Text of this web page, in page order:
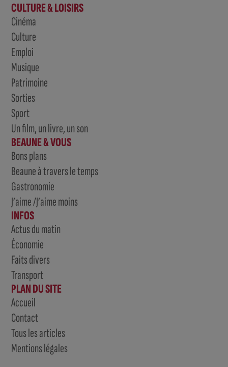
CULTURE & LOISIRS
Cinéma
Culture
Emploi
Musique
Patrimoine
Sorties
Sport
Un film, un livre, un son
BEAUNE & VOUS
Bons plans
Beaune à travers le temps
Gastronomie
J’aime /J’aime moins
INFOS
Actus du matin
Économie
Faits divers
Transport
PLAN DU SITE
Accueil
Contact
Tous les articles
Mentions légales